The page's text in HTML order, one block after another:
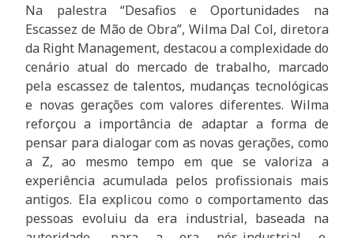
Na palestra “Desafios e Oportunidades na
Escassez de Mão de Obra”, Wilma Dal Col, diretora
da Right Management, destacou a complexidade do
cenário atual do mercado de trabalho, marcado
pela escassez de talentos, mudanças tecnológicas
e novas gerações com valores diferentes. Wilma
reforçou a importância de adaptar a forma de
pensar para dialogar com as novas gerações, como
a Z, ao mesmo tempo em que se valoriza a
experiência acumulada pelos profissionais mais
antigos. Ela explicou como o comportamento das
pessoas evoluiu da era industrial, baseada na